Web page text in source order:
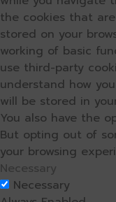
the cookies that
stored on your
working of basic
use third-party
understand how
will be stored in
You also have the
But opting out of
your browsing
Necessary
Necessary